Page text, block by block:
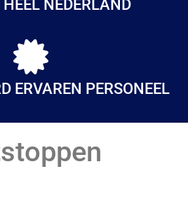
NEDERLAND
ERVAREN PERSONEEL